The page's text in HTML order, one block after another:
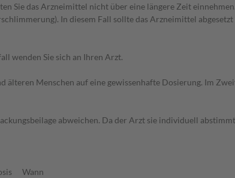
Sie das Arzneimittel nicht über eine längere Zeit
In diesem Fall sollte das Arzneimittel
wenden Sie sich an Ihren Arzt.
älteren Menschen auf eine gewissenhafte Dosierung. Im
abweichen. Da der Arzt sie individuell
Wann